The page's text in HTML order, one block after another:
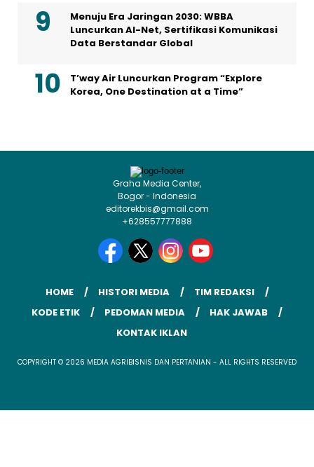
Menuju Era Jaringan 2030: WBBA
Luncurkan AI-Net, Sertifikasi Komunikasi
Data Berstandar Global
T’way Air Luncurkan Program “Explore
Korea, One Destination at a Time”
Graha Media Center,
Bogor - Indonesia
editorekbis@gmail.com
+628557777888
HOME HISTORI MEDIA
TIM REDAKSI
KODE ETIK
PEDOMAN MEDIA
HAK JAWAB
KONTAK IKLAN
COPYRIGHT © 2026 MEDIA AGRIBISNIS DAN PERTANIAN - ALL RIGHTS RESERVED